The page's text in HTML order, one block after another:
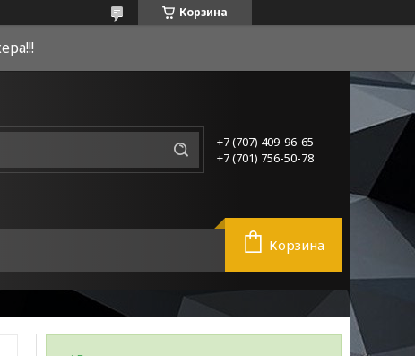
Корзина
+7 (707) 409-96-65
+7 (701) 756-50-78
Корзина